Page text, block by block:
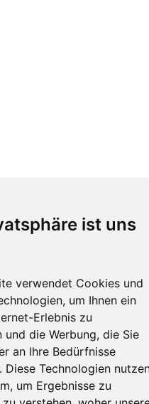
ist uns
verwendet Cookies und
um Ihnen ein
Erlebnis zu
und die Werbung, die Sie
an Ihre Bedürfnisse
Diese Technologien
um Ergebnisse zu